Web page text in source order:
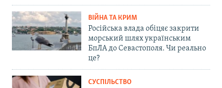
ВІЙНА ТА КРИМ
Російська влада обіцяє закрити
морський шлях українським
БпЛА до Севастополя. Чи реально
це?
СУСПІЛЬСТВО